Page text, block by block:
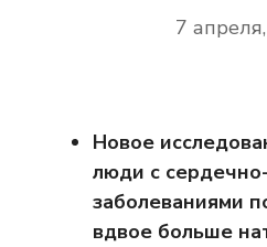
7
Новое
люди с
заболеваниями
вдвое больше